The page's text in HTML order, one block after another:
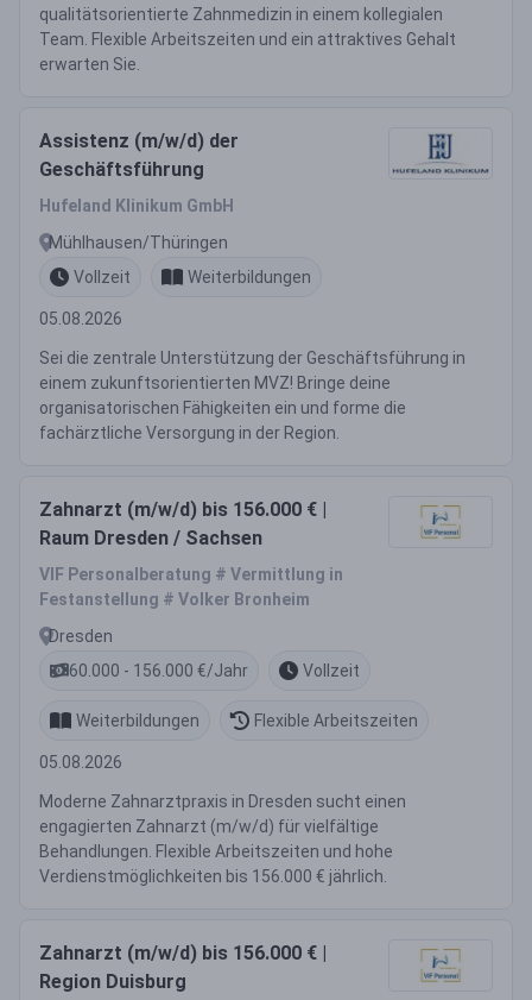
qualitätsorientierte Zahnmedizin in einem kollegialen
Team. Flexible Arbeitszeiten und ein attraktives Gehalt
erwarten Sie.
Assistenz (m/w/d) der
Geschäftsführung
Hufeland Klinikum GmbH
Mühlhausen/Thüringen
Vollzeit
Weiterbildungen
05.08.2026
Sei die zentrale Unterstützung der Geschäftsführung in
einem zukunftsorientierten MVZ! Bringe deine
organisatorischen Fähigkeiten ein und forme die
fachärztliche Versorgung in der Region.
Zahnarzt (m/w/d) bis 156.000 € |
Raum Dresden / Sachsen
VIF Personalberatung # Vermittlung in
Festanstellung # Volker Bronheim
Dresden
60.000 - 156.000 €/Jahr
Vollzeit
Weiterbildungen Flexible Arbeitszeiten
05.08.2026
Moderne Zahnarztpraxis in Dresden sucht einen
engagierten Zahnarzt (m/w/d) für vielfältige
Behandlungen. Flexible Arbeitszeiten und hohe
Verdienstmöglichkeiten bis 156.000 € jährlich.
Zahnarzt (m/w/d) bis 156.000 € |
Region Duisburg